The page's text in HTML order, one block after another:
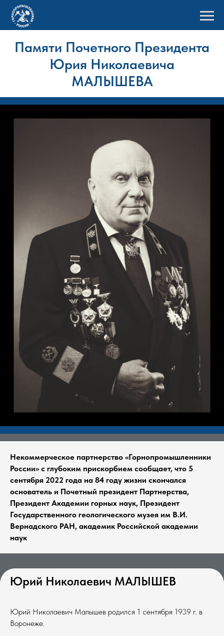
Памяти Почетного Президента
Юрия Николаевича
МАЛЫШЕВА
Некоммерческое партнерство «Горнопромышленники
России» с глубоким прискорбием сообщает, что 5
сентября 2022 года на 84 году жизни скончался
основатель и Почетный президент Партнерства,
Президент Академии горных наук, Президент
Государственного геологического музея им В.И.
Вернадского РАН, академик Российской академии
наук
Юрий Николаевич МАЛЫШЕВ
Юрий Николаевич Малышев родился 1 сентября 1939 г. в
Воронеже.